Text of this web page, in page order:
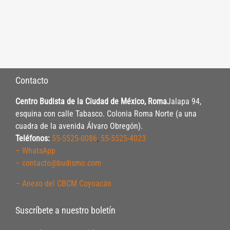
Contacto
Centro Budista de la Ciudad de México, RomaJalapa 94,
esquina con calle Tabasco. Colonia Roma Norte (a una
cuadra de la avenida Álvaro Obregón).
Teléfonos: 55-5525-0086, 55-5525-4023
– WhatsApp
– contacto@budismo.com
– Anexo del CBCM Coyoacán
Suscríbete a nuestro boletín